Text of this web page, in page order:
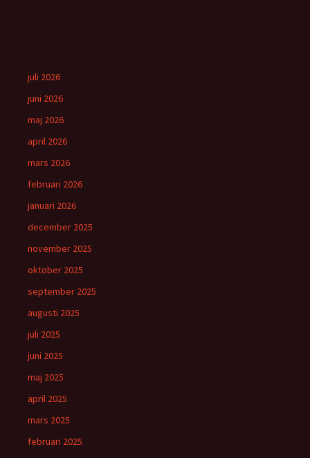
juli 2026
juni 2026
maj 2026
april 2026
mars 2026
februari 2026
januari 2026
december 2025
november 2025
oktober 2025
september 2025
augusti 2025
juli 2025
juni 2025
maj 2025
april 2025
mars 2025
februari 2025